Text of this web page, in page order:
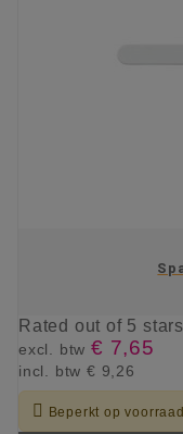
Rated out of 5
excl. btw € 7,65
incl. btw € 9,26
 Beperkt op voorraad